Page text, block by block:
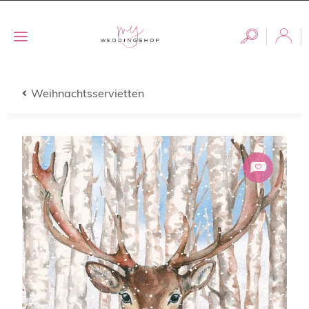
Weihnachtsservietten